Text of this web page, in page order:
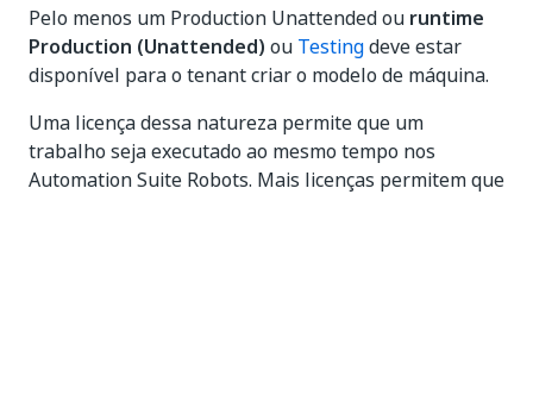
Pelo menos um Production Unattended ou runtime
Production (Unattended) ou Testingdeve estar
disponível para o tenant criar o modelo de máquina.
Uma licença dessa natureza permite que um
trabalho seja executado ao mesmo tempo nos
Automation Suite Robots. Mais licenças permitem que